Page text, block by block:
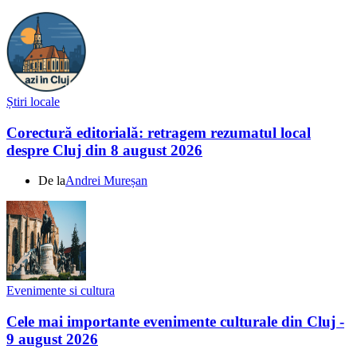
Știri locale
Corectură editorială: retragem rezumatul local
despre Cluj din 8 august 2026
De laAndrei Mureșan
Evenimente si cultura
Cele mai importante evenimente culturale din Cluj -
9 august 2026